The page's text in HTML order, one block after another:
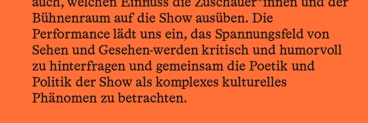
Bühnenraum auf die Show ausüben. Die
Performance lädt uns ein, das Spannungsfeld von
Sehen und Gesehen-werden kritisch und humorvoll
zu hinterfragen und gemeinsam die Poetik und
Politik der Show als komplexes kulturelles
Phänomen zu betrachten.